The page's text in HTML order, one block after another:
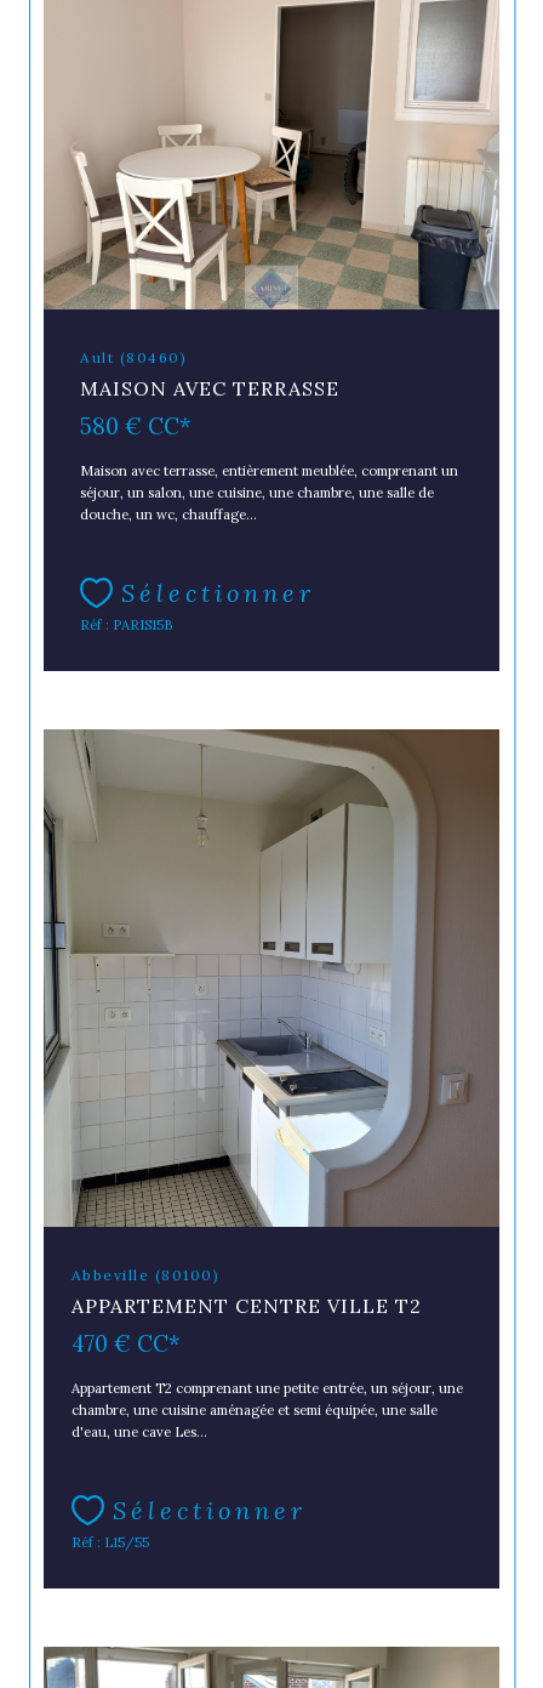
Ault (80460)
MAISON AVEC TERRASSE
580 € CC*
Maison avec terrasse, entièrement meublée, comprenant un
séjour, un salon, une cuisine, une chambre, une salle de
douche, un wc, chauffage...
Sélectionner
Réf : PARIS15B
Abbeville (80100)
APPARTEMENT CENTRE VILLE T2
470 € CC*
Appartement T2 comprenant une petite entrée, un séjour, une
chambre, une cuisine aménagée et semi équipée, une salle
d'eau, une cave Les...
Sélectionner
Réf : L15/55